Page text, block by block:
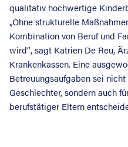
qualitativ hochwertige
„Ohne strukturelle
Kombination von Beruf und
wird“, sagt Katrien De Reu,
Krankenkassen. Eine
Betreuungsaufgaben sei
Geschlechter, sondern auch
berufstätiger Eltern